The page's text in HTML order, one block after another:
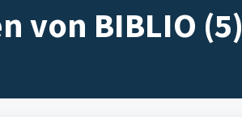
von BIBLIO (5)